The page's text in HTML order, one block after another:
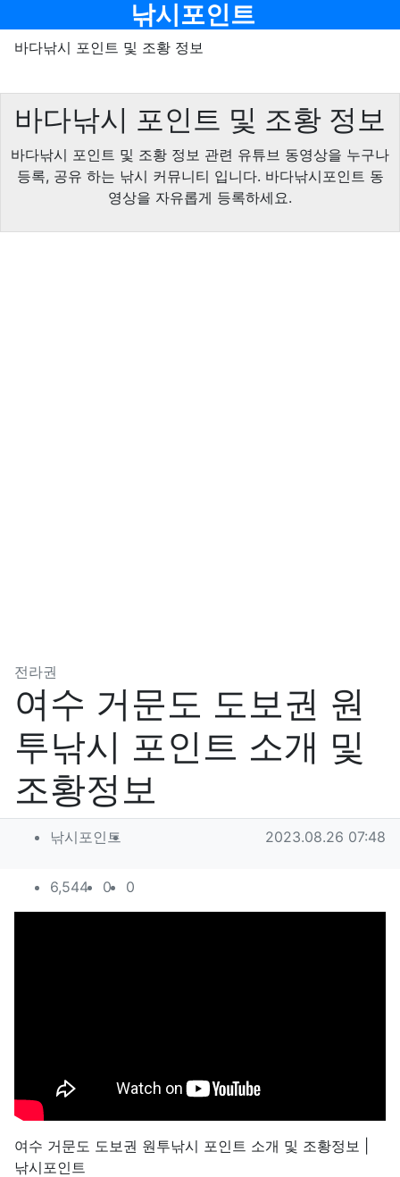
낚시포인트
바다낚시 포인트 및 조황 정보
바다낚시 포인트 및 조황 정보
바다낚시 포인트 및 조황 정보 관련 유튜브 동영상을 누구나
등록, 공유 하는 낚시 커뮤니티 입니다. 바다낚시포인트 동
영상을 자유롭게 등록하세요.
전라권
여수 거문도 도보권 원
투낚시 포인트 소개 및
조황정보
작성자 정보
낚시포인트 작성일
2023.08.26 07:48
컨텐츠 정보
6,544조회
0추천
0
여수 거문도 도보권 원투낚시 포인트 소개 및 조황정보 |
낚시포인트